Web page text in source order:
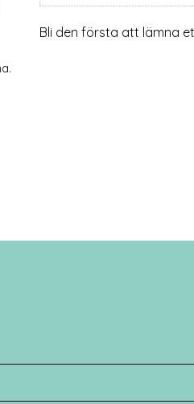
Bli den första att lämna